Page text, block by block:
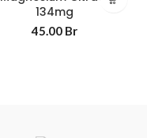
134mg
45.00 Br